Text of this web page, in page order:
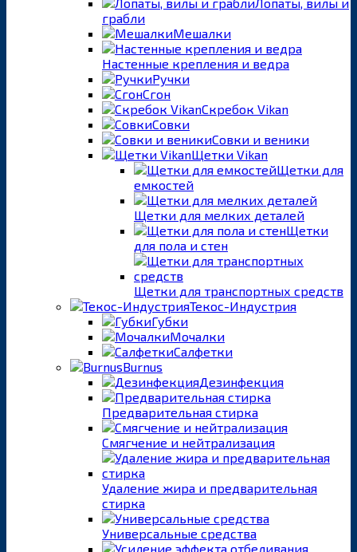
грабли
Мешалки
Настенные крепления и ведра
Ручки
Сгон
Скребок Vikan
Совки
Совки и веники
Щетки Vikan
Щетки для
емкостей
Щетки для мелких деталей
Щетки
для пола и стен
Щетки для транспортных средств
Текос-Индустрия
Губки
Мочалки
Салфетки
Burnus
Дезинфекция
Предварительная стирка
Смягчение и нейтрализация
Удаление жира и предварительная
стирка
Универсальные средства